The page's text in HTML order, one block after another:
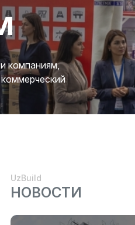
компаниям,
UzBuild
НОВОСТИ